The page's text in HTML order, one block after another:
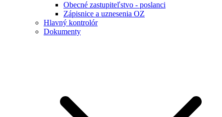
Obecné zastupiteľstvo - poslanci
Zápisnice a uznesenia OZ
Hlavný kontrolór
Dokumenty